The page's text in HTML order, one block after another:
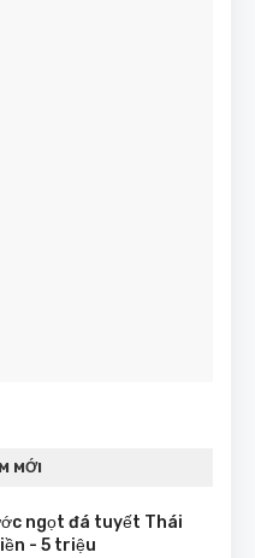
MỚI
ngọt đá tuyết Thái
- 5 triệu